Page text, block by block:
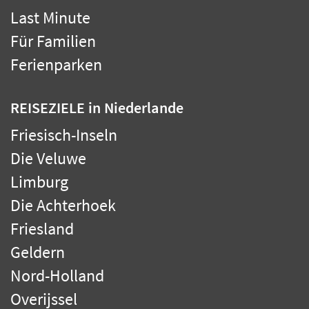
Last Minute
Für Familien
Ferienparken
REISEZIELE in Niederlande
Friesisch-Inseln
Die Veluwe
Limburg
Die Achterhoek
Friesland
Geldern
Nord-Holland
Overijssel